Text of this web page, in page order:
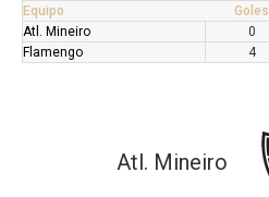
Equipo Goles
Atl. Mineiro
0
Flamengo
4
Atl. Mineiro